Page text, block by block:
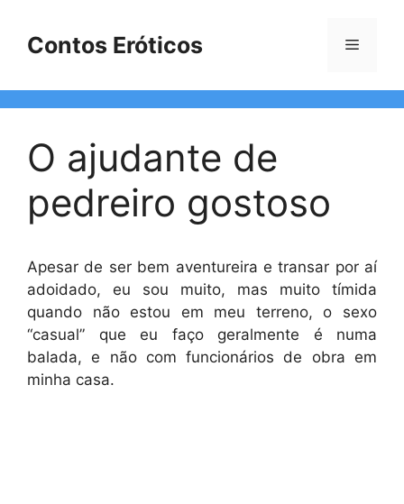
Contos Eróticos Menu
O ajudante de
pedreiro gostoso
Apesar de ser bem aventureira e transar por aí
adoidado, eu sou muito, mas muito tímida
quando não estou em meu terreno, o sexo
“casual” que eu faço geralmente é numa
balada, e não com funcionários de obra em
minha casa.